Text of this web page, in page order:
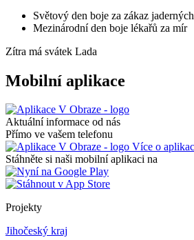
Světový den boje za zákaz
Mezinárodní den boje lékařů za mír
Zítra má svátek Lada
Mobilní aplikace
Aktuální informace od nás
Přímo ve vašem telefonu
Více o
Stáhněte si naši mobilní aplikaci na
Projekty
Jihočeský kraj